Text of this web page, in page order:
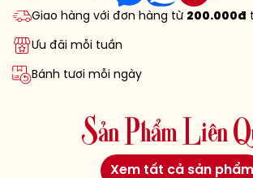
Giao hàng với đơn hàng từ 200.000đ
Ưu đãi mỗi tuần
Bánh tươi mỗi ngày
Sản Phẩm Liên Q
Xem tất cả sản phẩm